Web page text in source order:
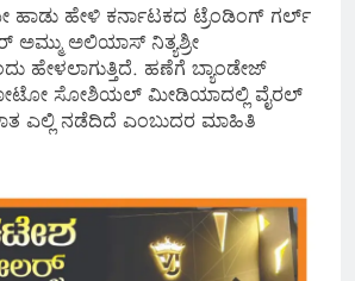
ಹಾಡು ಹೇಳಿ ಕರ್ನಾಟಕದ ಟ್ರೆಂಡಿಂಗ್ ಗರ್ಲ್
ಅಮ್ಮು ಅಲಿಯಾಸ್‌ ನಿತ್ಯಶ್ರೀ
ಹೇಳಲಾಗುತ್ತಿದೆ. ಹಣೆಗೆ ಬ್ಯಾಂಡೇಜ್
ಸೋಶಿಯಲ್ ಮೀಡಿಯಾದಲ್ಲಿ ವೈರಲ್
ಎಲ್ಲಿ ನಡೆದಿದೆ ಎಂಬುದರ ಮಾಹಿತಿ